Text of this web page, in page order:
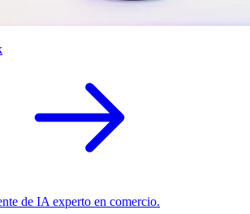
de IA experto en comercio.